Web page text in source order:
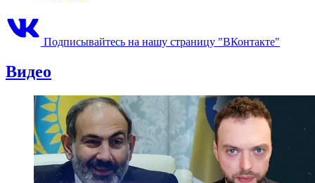
Подписывайтесь на нашу страницу "ВКонтакте"
Видео